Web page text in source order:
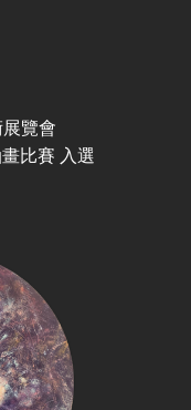
覽會
比賽 入選